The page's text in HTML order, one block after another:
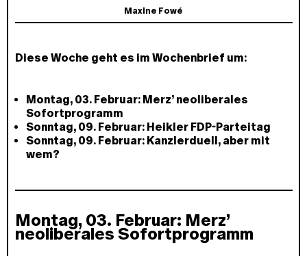
Maxine Fowé
Diese Woche geht es im Wochenbrief um:
Montag, 03. Februar: Merz’ neoliberales
Sofortprogramm
Sonntag, 09. Februar: Heikler FDP-Parteitag
Sonntag, 09. Februar: Kanzlerduell, aber mit
wem?
Montag, 03. Februar: Merz’
neoliberales Sofortprogramm